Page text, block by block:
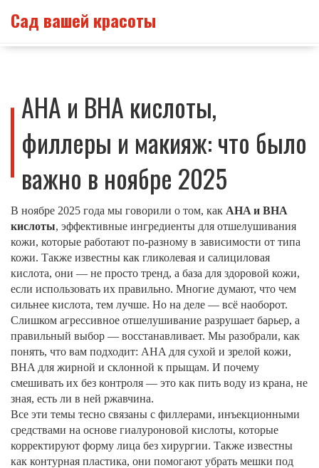
Сад вашей красоты
AHA и BHA кислоты,
филлеры и макияж: что было
важно в ноябре 2025
В ноябре 2025 года мы говорили о том, как AHA и BHA
кислоты, эффективные ингредиенты для отшелушивания
кожи, которые работают по-разному в зависимости от типа
кожи. Также известны как гликолевая и салициловая
кислота, они — не просто тренд, а база для здоровой кожи,
если использовать их правильно. Многие думают, что чем
сильнее кислота, тем лучше. Но на деле — всё наоборот.
Слишком агрессивное отшелушивание разрушает барьер, а
правильный выбор — восстанавливает. Мы разобрали, как
понять, что вам подходит: AHA для сухой и зрелой кожи,
BHA для жирной и склонной к прыщам. И почему
смешивать их без контроля — это как пить воду из крана, не
зная, есть ли в ней ржавчина.
Все эти темы тесно связаны с филлерами, инъекционными
средствами на основе гиалуроновой кислоты, которые
корректируют форму лица без хирургии. Также известны
как контурная пластика, они помогают убрать мешки под